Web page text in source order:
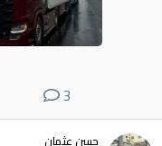
3
حسن عثمان